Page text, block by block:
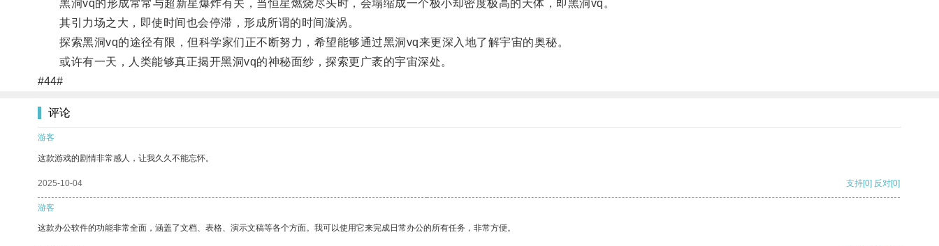
黑洞vq的形成常常与超新星爆炸有关，当恒星燃烧尽头时，会塌缩成一个极小却密度极高的天体，即黑洞vq。
其引力场之大，即使时间也会停滞，形成所谓的时间漩涡。
探索黑洞vq的途径有限，但科学家们正不断努力，希望能够通过黑洞vq来更深入地了解宇宙的奥秘。
或许有一天，人类能够真正揭开黑洞vq的神秘面纱，探索更广袤的宇宙深处。
#44#
评论
游客
这款游戏的剧情非常感人，让我久久不能忘怀。
2025-10-04 支持[0] 反对[0]
游客
这款办公软件的功能非常全面，涵盖了文档、表格、演示文稿等各个方面。我可以使用它来完成日常办公的所有任务，非常方便。